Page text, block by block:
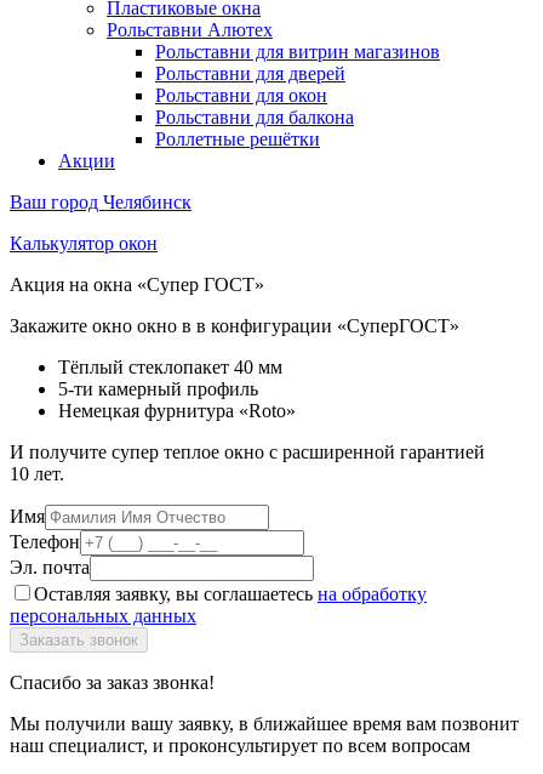
Пластиковые окна
Рольставни Алютех
Рольставни для витрин магазинов
Рольставни для дверей
Рольставни для окон
Рольставни для балкона
Роллетные решётки
Акции
Ваш город Челябинск
Калькулятор окон
Акция на окна «Супер ГОСТ»
Закажите окно окно в в конфигурации «СуперГОСТ»
Тёплый стеклопакет 40 мм
5-ти камерный профиль
Немецкая фурнитура «Roto»
И получите супер теплое окно с расширенной гарантией
10 лет.
Имя
Телефон
Эл. почта
Оставляя заявку, вы соглашаетесь на обработку
персональных данных
Спасибо за заказ звонка!
Мы получили вашу заявку, в ближайшее время вам позвонит
наш специалист, и проконсультирует по всем вопросам